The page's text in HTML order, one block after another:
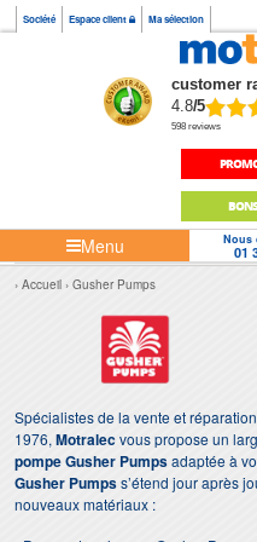
Société Espace client Ma sélection
customer
4.8/5
598 reviews
Menu Nous
01
Accueil Gusher Pumps
Spécialistes de la vente et
1976, Motralecvous propose un
pompe Gusher Pumpsadaptée à
Gusher Pumpss’étend jour après
nouveaux matériaux :